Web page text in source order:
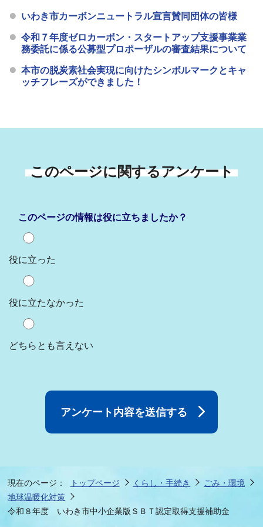
いわき市カーボンニュートラル宣言賛同団体の皆様
令和７年度ゼロカーボン・スタートアップ支援事業業
務委託に係る公募型プロポーザルの審査結果について
本市の脱炭素社会実現に向けたシンボルマークとキャ
ッチフレーズができました！
このページに関するアンケート
このページの情報は役に立ちましたか？
役に立った
役に立たなかった
どちらとも言えない
現在のページ： トップページ くらし・手続き
ごみ・環境
地球温暖化対策
令和８年度 いわき市中小企業版ＳＢＴ認定取得支援補助金